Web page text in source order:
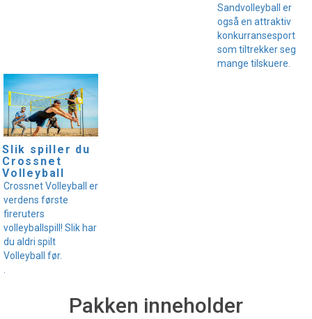
Sandvolleyball er
også en attraktiv
konkurransesport
som tiltrekker seg
mange tilskuere.
Slik spiller du
Crossnet
Volleyball
Crossnet Volleyball er
verdens første
fireruters
volleyballspill! Slik har
du aldri spilt
Volleyball før.
.
Pakken inneholder